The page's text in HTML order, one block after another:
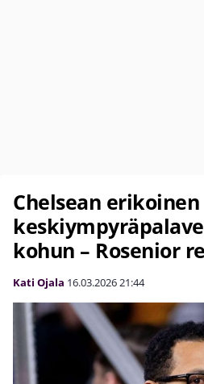
Chelsean erikoinen
kohun – Rosenior
Kati Ojala 16.03.202621:44